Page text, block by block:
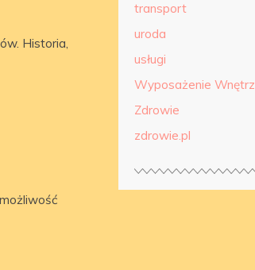
Historia,
transport
uroda
usługi
Wyposażenie Wnętrz
Zdrowie
zdrowie.pl